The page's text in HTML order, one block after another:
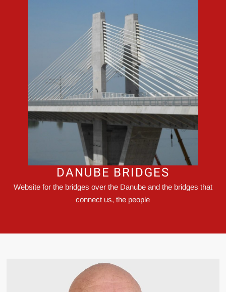
DANUBE BRIDGES
Website for the bridges over the Danube and the bridges that
connect us, the people